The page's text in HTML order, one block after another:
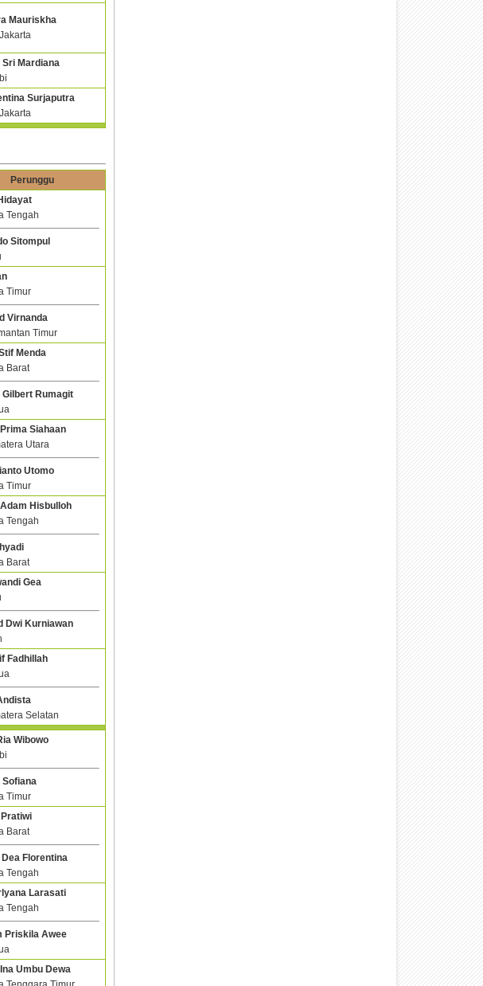
Mauriskha
Mardiana
Surjaputra
Perunggu
Tengah
Sitompul
Timur
Virnanda
Timur
Menda
Barat
Gilbert Rumagit
Siahaan
Utara
Utomo
Timur
Hisbulloh
Tengah
Barat
Gea
Dwi Kurniawan
Fadhillah
Selatan
Wibowo
Sofiana
Timur
Barat
Florentina
Tengah
Larasati
Tengah
Priskila Awee
Umbu Dewa